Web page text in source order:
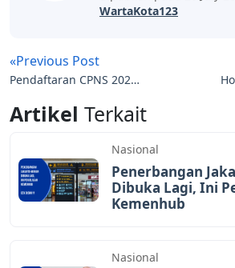
WartaKota123
«Previous Post
Pendaftaran CPNS 2021
Syaratnya di Sini!
Artikel Terkait
Nasional
Penerbangan
Dibuka Lagi, Ini
Kemenhub
Nasional